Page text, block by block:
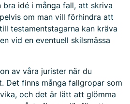
bra idé i många fall, att skriva
om man vill förhindra att
testamentstagarna kan kräva
vid en eventuell skilsmässa
av våra jurister när du
Det finns många fallgropar som
och det är lätt att glömma